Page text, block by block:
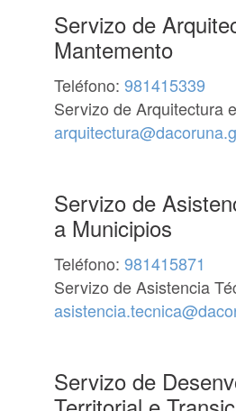
Servizo de
Mantemento
Teléfono: 981415339
Servizo de Arquitectura
Servizo de
a Municipios
Teléfono: 981415871
Servizo de Asistencia
Servizo de